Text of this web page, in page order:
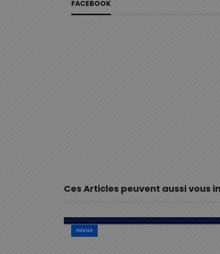
FACEBOOK
Ces Articles peuvent aussi vous
MÉDIAS